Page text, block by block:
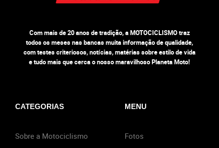
Com mais de 20 anos de tradição, a MOTOCICLISMO traz
todos os meses nas bancas muita informação de qualidade,
com testes criteriosos, notícias, matérias sobre estilo de vida
e tudo mais que cerca o nosso maravilhoso Planeta Moto!
CATEGORIAS
Sobre a Motociclismo
MENU
Fotos